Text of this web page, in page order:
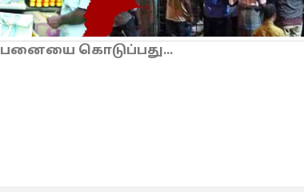
கொடுப்பது...